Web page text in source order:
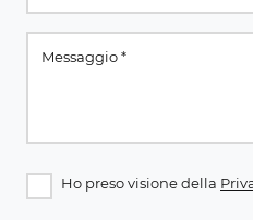
Ho preso visione della